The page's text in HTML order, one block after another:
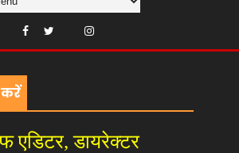
करें
एडिटर, डायरेक्टर